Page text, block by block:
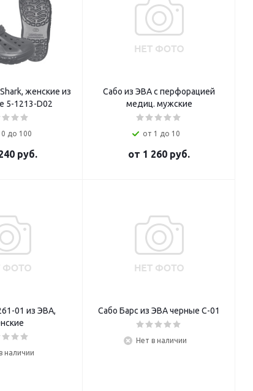
женские из
5-1213-D02
до 100
руб.
Сабо из ЭВА с перфорацией
медиц. мужские
от 1 до 10
от 1 260 руб.
01 из ЭВА,
наличии
Сабо Барс из ЭВА черные С-01
Нет в наличии